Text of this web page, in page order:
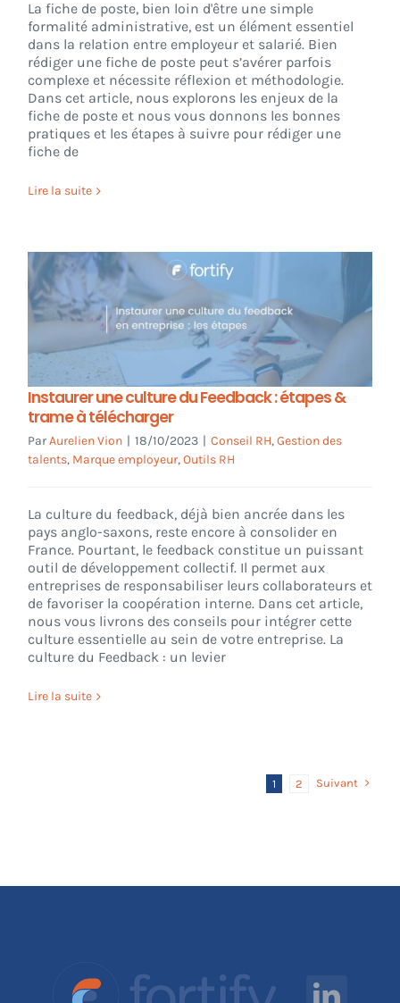
La fiche de poste, bien loin d'être une simple
formalité administrative, est un élément essentiel
dans la relation entre employeur et salarié. Bien
rédiger une fiche de poste peut s’avérer parfois
complexe et nécessite réflexion et méthodologie.
Dans cet article, nous explorons les enjeux de la
fiche de poste et nous vous donnons les bonnes
pratiques et les étapes à suivre pour rédiger une
fiche de
Lire la suite
Instaurer une culture du Feedback : étapes &
trame à télécharger
ParAurelien Vion | 18/10/2023 | Conseil RH,Gestion des
talents, Marque employeur,Outils RH
La culture du feedback, déjà bien ancrée dans les
pays anglo-saxons, reste encore à consolider en
France. Pourtant, le feedback constitue un puissant
outil de développement collectif. Il permet aux
entreprises de responsabiliser leurs collaborateurs et
de favoriser la coopération interne. Dans cet article,
nous vous livrons des conseils pour intégrer cette
culture essentielle au sein de votre entreprise. La
culture du Feedback : un levier
Lire la suite
1 2 Suivant